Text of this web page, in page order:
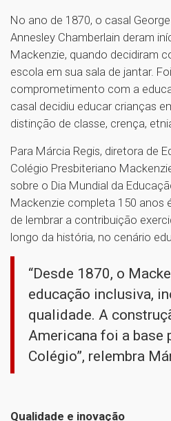
No ano de 1870, o casal
Annesley Chamberlain deram
Mackenzie, quando decidiram
escola em sua sala de jantar.
comprometimento com a
casal decidiu educar crianças
distinção de classe, crença,
Para Márcia Regis, diretora de
Colégio Presbiteriano
sobre o Dia Mundial da
Mackenzie completa 150 anos
de lembrar a contribuição
longo da história, no cenário
“Desde 1870, o
educação inclusiva,
qualidade. A
Americana foi a base
Colégio”, relembra
Qualidade e inovação